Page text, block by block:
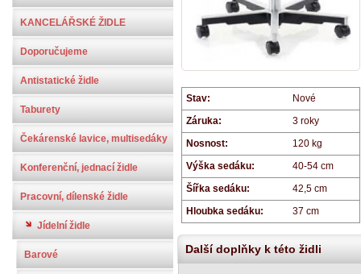
KANCELÁŘSKÉ ŽIDLE
Doporučujeme
Antistatické židle
Taburety
Čekárenské lavice, multisedáky
Konferenční, jednací židle
Pracovní, dílenské židle
Jídelní židle
Barové
Stav:
Nové
Záruka:
3 roky
Nosnost:
120 kg
Výška sedáku:
40-54 cm
Šířka sedáku:
42,5 cm
Hloubka sedáku:
37 cm
Další doplňky k této židli